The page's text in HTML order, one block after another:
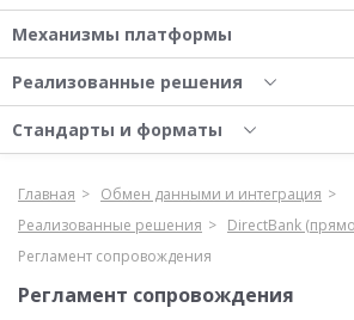
Механизмы платформы
Реализованные решения
Стандарты и форматы
Главная
Обмен данными и интеграция
Реализованные решения
DirectBank
Регламент сопровождения
Регламент сопровождения